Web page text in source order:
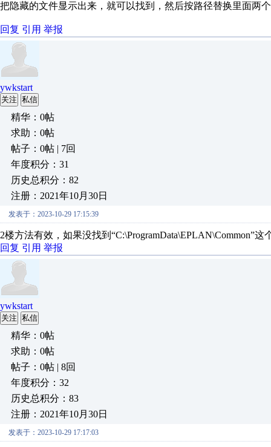
把隐藏的文件显示出来，就可以找到，然后按路径替换里面两
回复 引用 举报
ywkstart
关注 私信
精华：0帖
求助：0帖
帖子：0帖 | 7回
年度积分：31
历史总积分：82
注册：2021年10月30日
发表于：2023-10-29 17:15:39
2楼方法有效，如果没找到“C:\ProgramData\EPLAN\Common”
回复 引用 举报
ywkstart
关注 私信
精华：0帖
求助：0帖
帖子：0帖 | 8回
年度积分：32
历史总积分：83
注册：2021年10月30日
发表于：2023-10-29 17:17:03